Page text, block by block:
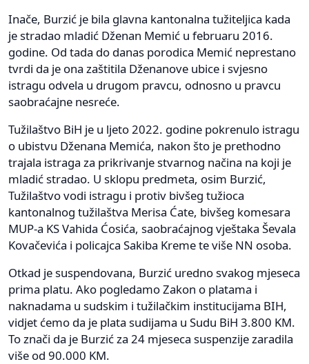
Inače, Burzić je bila glavna kantonalna tužiteljica kada
je stradao mladić Dženan Memić u februaru 2016.
godine. Od tada do danas porodica Memić neprestano
tvrdi da je ona zaštitila Dženanove ubice i svjesno
istragu odvela u drugom pravcu, odnosno u pravcu
saobraćajne nesreće.
Tužilaštvo BiH je u ljeto 2022. godine pokrenulo istragu
o ubistvu Dženana Memića, nakon što je prethodno
trajala istraga za prikrivanje stvarnog načina na koji je
mladić stradao. U sklopu predmeta, osim Burzić,
Tužilaštvo vodi istragu i protiv bivšeg tužioca
kantonalnog tužilaštva Merisa Ćate, bivšeg komesara
MUP-a KS Vahida Ćosića, saobraćajnog vještaka Ševala
Kovačevića i policajca Sakiba Kreme te više NN osoba.
Otkad je suspendovana, Burzić uredno svakog mjeseca
prima platu. Ako pogledamo Zakon o platama i
naknadama u sudskim i tužilačkim institucijama BIH,
vidjet ćemo da je plata sudijama u Sudu BiH 3.800 KM.
To znači da je Burzić za 24 mjeseca suspenzije zaradila
više od 90.000 KM.